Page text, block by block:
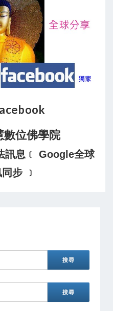
數位佛學院
訊息﹝ Google全球
步 ﹞